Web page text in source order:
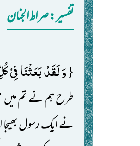
تفسیر: ‎صراط الجنان
{وَ لَقَدْ بَعَثْنَا فِیْ
طرح ہم نے تم میں
نے ایک رسول بھیجا